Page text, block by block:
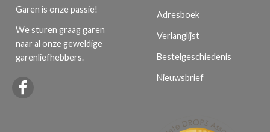
Garen is onze passie!
We sturen graag garen
naar al onze geweldige
garenliefhebbers.
Adresboek
Verlanglijst
Bestelgeschiedenis
Nieuwsbrief